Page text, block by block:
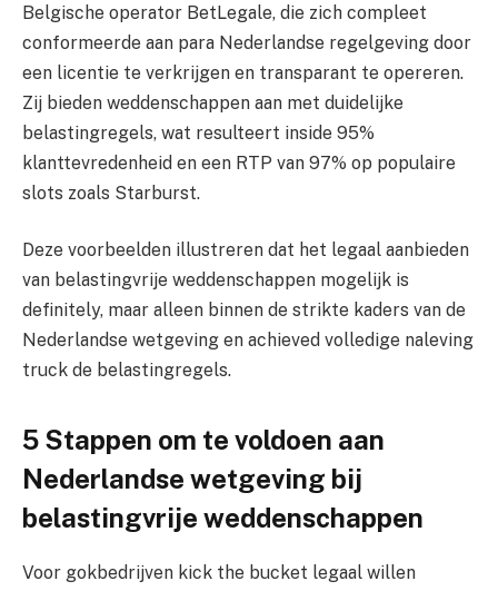
Belgische operator BetLegale, die zich compleet
conformeerde aan para Nederlandse regelgeving door
een licentie te verkrijgen en transparant te opereren.
Zij bieden weddenschappen aan met duidelijke
belastingregels, wat resulteert inside 95%
klanttevredenheid en een RTP van 97% op populaire
slots zoals Starburst.
Deze voorbeelden illustreren dat het legaal aanbieden
van belastingvrije weddenschappen mogelijk is
definitely, maar alleen binnen de strikte kaders van de
Nederlandse wetgeving en achieved volledige naleving
truck de belastingregels.
5 Stappen om te voldoen aan
Nederlandse wetgeving bij
belastingvrije weddenschappen
Voor gokbedrijven kick the bucket legaal willen